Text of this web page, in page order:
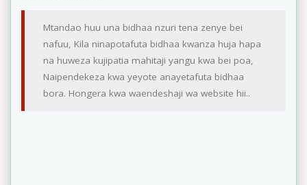
Mtandao huu una bidhaa nzuri tena zenye bei
nafuu, Kila ninapotafuta bidhaa kwanza huja hapa
na huweza kujipatia mahitaji yangu kwa bei poa,
Naipendekeza kwa yeyote anayetafuta bidhaa
bora. Hongera kwa waendeshaji wa website hii..